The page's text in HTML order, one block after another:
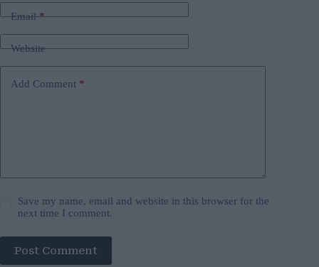
Email*
Website
Add Comment *
Save my name, email and website in this browser for the
next time I comment.
Post Comment